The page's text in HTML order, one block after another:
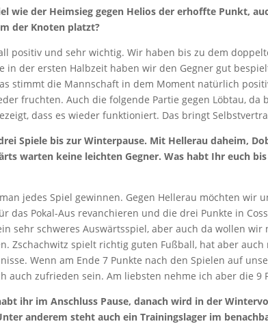
wie der Heimsieg gegen Helios der erhoffte Punkt,
der Knoten platzt?
positiv und sehr wichtig. Wir haben bis zu dem
in der ersten Halbzeit haben wir den Gegner gut
stimmt die Mannschaft in dem Moment natürlich
fruchten. Auch die folgende Partie gegen Löbtau, da
dass es wieder funktioniert. Das bringt
Spiele bis zur Winterpause. Mit Hellerau daheim,
warten keine leichten Gegner. Was habt Ihr euch
jedes Spiel gewinnen. Gegen Hellerau möchten wir
das Pokal-Aus revanchieren und die drei Punkte in
sehr schweres Auswärtsspiel, aber auch da wollen wir
Zschachwitz spielt richtig guten Fußball, hat aber auch
Wenn am Ende 7 Punkte nach den Spielen auf
auch zufrieden sein. Am liebsten nehme ich aber die 9
ihr im Anschluss Pause, danach wird in der
anderem steht auch ein Trainingslager im